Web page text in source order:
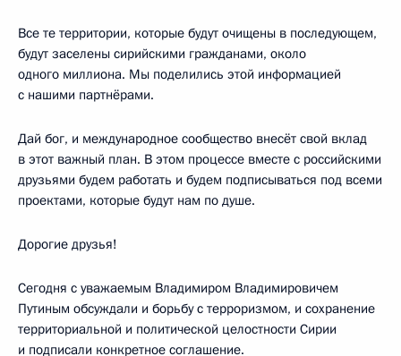
Все те территории, которые будут очищены в последующем,
будут заселены сирийскими гражданами, около
одного миллиона. Мы поделились этой информацией
с нашими партнёрами.
Дай бог, и международное сообщество внесёт свой вклад
в этот важный план. В этом процессе вместе с российскими
друзьями будем работать и будем подписываться под всеми
проектами, которые будут нам по душе.
Дорогие друзья!
Сегодня с уважаемым Владимиром Владимировичем
Путиным обсуждали и борьбу с терроризмом, и сохранение
территориальной и политической целостности Сирии
и подписали конкретное соглашение.